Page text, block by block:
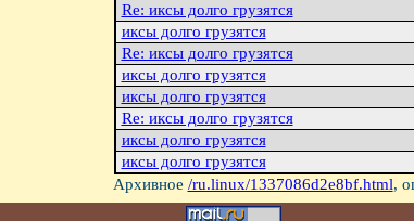
Re: иксы долго грузятся
иксы долго грузятся
Re: иксы долго грузятся
иксы долго грузятся
иксы долго грузятся
Re: иксы долго грузятся
иксы долго грузятся
иксы долго грузятся
Архивное /ru.linux/1337086d2e8bf.html,